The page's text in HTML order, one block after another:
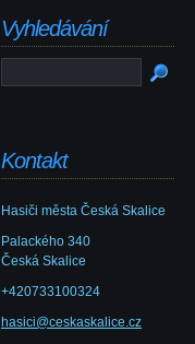
Vyhledávání
Kontakt
Hasiči města Česká Skalice
Palackého 340
Česká Skalice
+420733100324
hasici@ceskaskalice.cz